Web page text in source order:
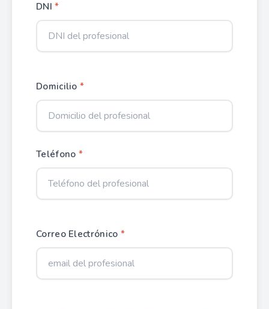
DNI*
Domicilio*
Teléfono *
Correo Electrónico *